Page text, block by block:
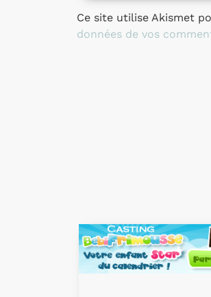
Ce site utilise Akismet
données de vos